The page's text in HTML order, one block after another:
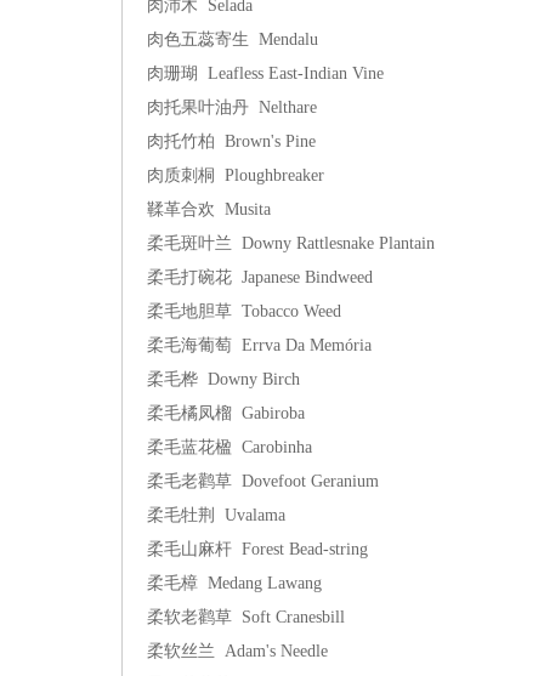
肉沛木 Selada
肉色五蕊寄生 Mendalu
肉珊瑚 Leafless East-Indian Vine
肉托果叶油丹 Nelthare
肉托竹柏 Brown's Pine
肉质刺桐 Ploughbreaker
鞣革合欢 Musita
柔毛斑叶兰 Downy Rattlesnake Plantain
柔毛打碗花 Japanese Bindweed
柔毛地胆草 Tobacco Weed
柔毛海葡萄 Errva Da Memória
柔毛桦 Downy Birch
柔毛橘凤榴 Gabiroba
柔毛蓝花楹 Carobinha
柔毛老鹳草 Dovefoot Geranium
柔毛牡荆 Uvalama
柔毛山麻杆 Forest Bead-string
柔毛樟 Medang Lawang
柔软老鹳草 Soft Cranesbill
柔软丝兰 Adam's Needle